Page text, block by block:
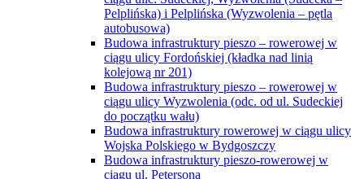
Pelplińska) i Pelplińska (Wyzwolenia – pętla
autobusowa)
Budowa infrastruktury pieszo – rowerowej w
ciągu ulicy Fordońskiej (kładka nad linią
kolejową nr 201)
Budowa infrastruktury pieszo – rowerowej w
ciągu ulicy Wyzwolenia (odc. od ul. Sudeckiej
do początku wału)
Budowa infrastruktury rowerowej w ciągu ulicy
Wojska Polskiego w Bydgoszczy
Budowa infrastruktury pieszo-rowerowej w
ciągu ul. Petersona